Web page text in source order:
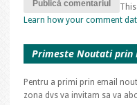
Learn how your comment
Primeste Noutati prin
Pentru a primi prin email
zona dvs va invitam sa va